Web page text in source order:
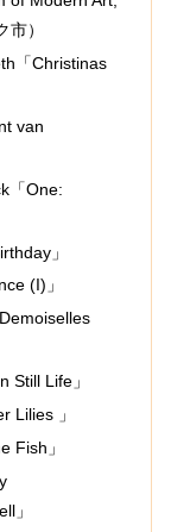
）
「Christinas
van
「One:
」
(I)」
Still Life」
Lilies 」
Fish」
」